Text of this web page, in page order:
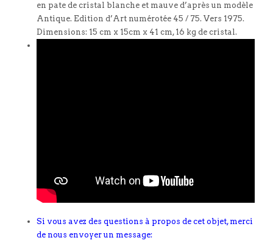
en pate de cristal blanche et mauve d’après un modèle
Antique. Edition d’Art numérotée 45 / 75. Vers 1975.
Dimensions: 15 cm x 15cm x 41 cm, 16 kg de cristal.
Si vous avez des questions à propos de cet objet, merci
de nous envoyer un message: